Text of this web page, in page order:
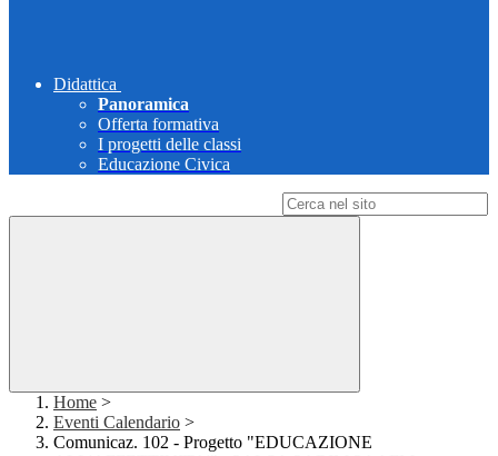
Didattica
Panoramica
Offerta formativa
I progetti delle classi
Educazione Civica
Home >
Eventi Calendario >
Comunicaz. 102 - Progetto "EDUCAZIONE